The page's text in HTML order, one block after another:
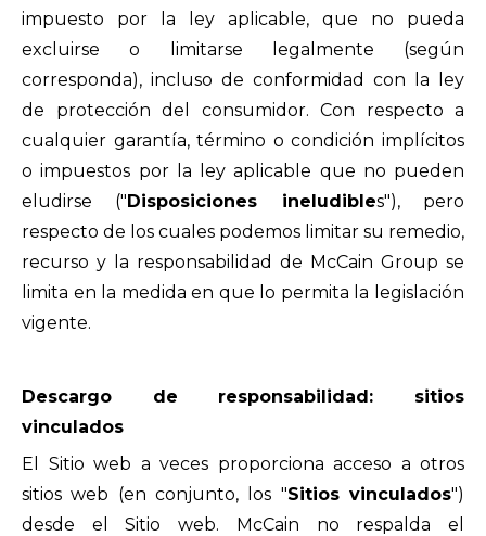
impuesto por la ley aplicable, que no pueda
excluirse o limitarse legalmente (según
corresponda), incluso de conformidad con la ley
de protección del consumidor. Con respecto a
cualquier garantía, término o condición implícitos
o impuestos por la ley aplicable que no pueden
eludirse ("Disposiciones ineludibles"), pero
respecto de los cuales podemos limitar su remedio,
recurso y la responsabilidad de McCain Group se
limita en la medida en que lo permita la legislación
vigente.
Descargo de responsabilidad: sitios
vinculados
El Sitio web a veces proporciona acceso a otros
sitios web (en conjunto, los "Sitios vinculados")
desde el Sitio web. McCain no respalda el